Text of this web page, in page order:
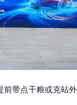
带点干粮或克站